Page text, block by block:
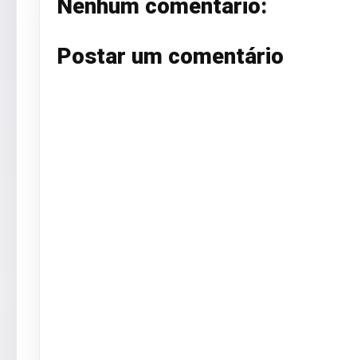
Nenhum comentário:
Postar um comentário